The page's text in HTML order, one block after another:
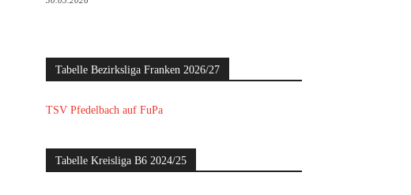
Tabelle Bezirksliga Franken 2026/27
TSV Pfedelbach auf FuPa
Tabelle Kreisliga B6 2024/25